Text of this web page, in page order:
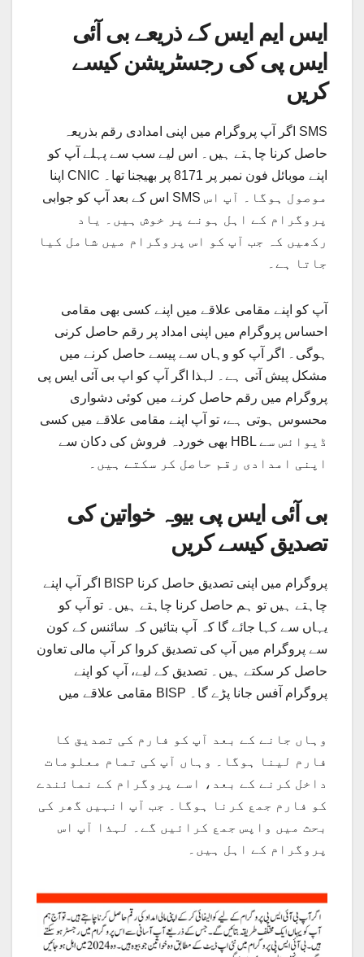
ایس ایم ایس کے ذریعے بی آئی
ایس پی کی رجسٹریشن کیسے
کریں
اگر آپ پروگرام میں اپنی امدادی رقم بذریعہ SMS
حاصل کرنا چاہتے ہیں۔ اس لیے سب سے پہلے آپ کو
اپنا CNIC اپنے موبائل فون نمبر پر 8171 پر بھیجنا تھا۔
اس کے بعد آپ کو جوابی SMS موصول ہوگا۔ آپ اس
پروگرام کے اہل ہونے پر خوش ہیں۔ یاد
رکھیں کہ جب آپ کو اس پروگرام میں شامل کیا
جاتا ہے۔
آپ کو اپنے مقامی علاقے میں اپنے کسی بھی مقامی
احساس پروگرام میں اپنی امداد پر رقم حاصل کرنی
ہوگی۔ اگر آپ کو وہاں سے پیسے حاصل کرنے میں
مشکل پیش آتی ہے۔ لہذا اگر آپ کو اپ بی آئی ایس پی
پروگرام میں رقم حاصل کرنے میں کوئی دشواری
محسوس ہوتی ہے، تو آپ اپنے مقامی علاقے میں کسی
بھی خوردہ فروش کی دکان سے HBL ڈیوائس سے
اپنی امدادی رقم حاصل کر سکتے ہیں۔
بی آئی ایس پی بیوہ خواتین کی
تصدیق کیسے کریں
اگر آپ اپنے BISP پروگرام میں اپنی تصدیق حاصل کرنا
چاہتے ہیں تو ہم حاصل کرنا چاہتے ہیں۔ تو آپ کو
یہاں سے کہا جائے گا کہ آپ بتائیں کہ سائنس کے کون
سے پروگرام میں آپ کی تصدیق کروا کر آپ مالی تعاون
حاصل کر سکتے ہیں۔ تصدیق کے لیے، آپ کو اپنے
مقامی علاقے میں BISP پروگرام آفس جانا پڑے گا۔
وہاں جانے کے بعد آپ کو فارم کی تصدیق کا
فارم لینا ہوگا۔ وہاں آپ کی تمام معلومات
داخل کرنے کے بعد، اسے پروگرام کے نمائندے
کو فارم جمع کرنا ہوگا۔ جب آپ انہیں گھر کی
بحث میں واپس جمع کرائیں گے۔ لہذا آپ اس
پروگرام کے اہل ہیں۔